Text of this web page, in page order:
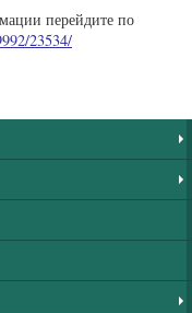
перейдите по
23534/